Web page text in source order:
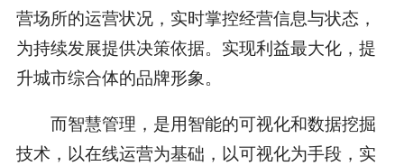
营场所的运营状况，实时掌控经营信息与状态，
为持续发展提供决策依据。实现利益最大化，提
升城市综合体的品牌形象。
而智慧管理，是用智能的可视化和数据挖掘
技术，以在线运营为基础，以可视化为手段，实